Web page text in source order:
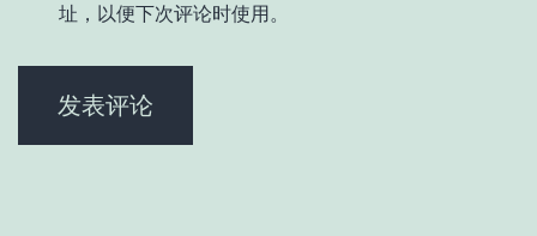
址，以便下次评论时使用。